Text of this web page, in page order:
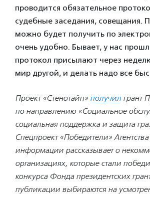
проводится обязательное
судебные заседания, совещания.
можно будет получить по
очень удобно. Бывает, у нас
протокол присылают через
мир другой, и делать надо все
Проект «Стенотайп» получил грант
по направлению «Cоциальное
социальная поддержка и защита
Спецпроект «Победители»
информации рассказывает о
организациях, которые стали
конкурса Фонда президентских
публикации выбираются на